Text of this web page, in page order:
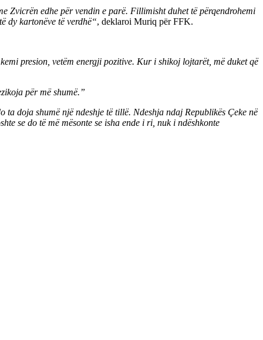
Zvicrën edhe për vendin e parë. Fillimisht duhet të përqendrohemi
dy kartonëve të verdhë“, deklaroi Muriq për FFK.
presion, vetëm energji pozitive. Kur i shikoj lojtarët, më duket që
për më shumë.”
doja shumë një ndeshje të tillë. Ndeshja ndaj Republikës Çeke në
se do të më mësonte se isha ende i ri, nuk i ndëshkonte